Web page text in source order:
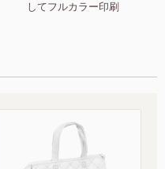
してフルカラー印刷